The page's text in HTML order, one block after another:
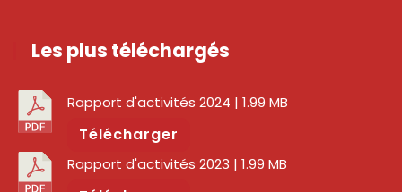
Les plus téléchargés
Rapport d'activités 2024 | 1.99 MB
Télécharger
Rapport d'activités 2023 | 1.99 MB